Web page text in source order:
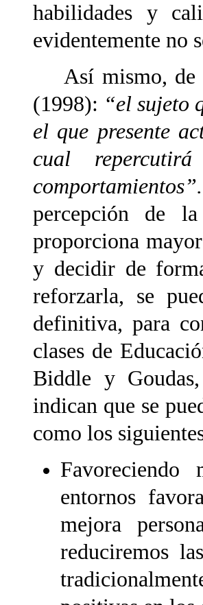
habilidades y
evidentemente no
Así mismo, de
(1998): “el sujeto
el que presente
cual
comportamientos”.
percepción de
proporciona
y decidir de
reforzarla, se
definitiva, para
clases de
Biddle y
indican que se
como los
entornos
mejora
reduciremos